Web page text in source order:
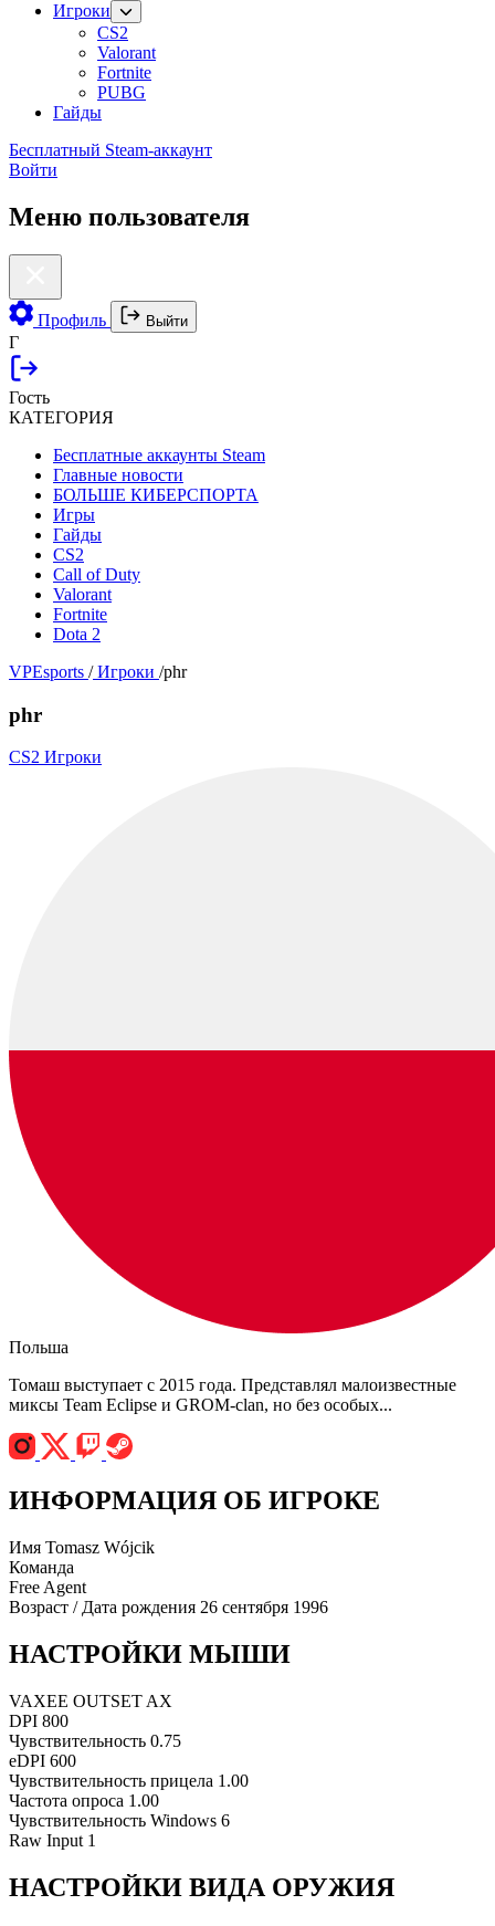
Игроки
CS2
Valorant
Fortnite
PUBG
Гайды
Бесплатный Steam-аккаунт
Войти
Меню пользователя
Профиль Выйти
Г
Гость
КАТЕГОРИЯ
Бесплатные аккаунты Steam
Главные новости
БОЛЬШЕ КИБЕРСПОРТА
Игры
Гайды
CS2
Call of Duty
Valorant
Fortnite
Dota 2
VPEsports / Игроки /phr
phr
CS2 Игроки
Польша
Томаш выступает с 2015 года. Представлял малоизвестные
миксы Team Eclipse и GROM-clan, но без особых...
ИНФОРМАЦИЯ ОБ ИГРОКЕ
Имя Tomasz Wójcik
Команда
Free Agent
Возраст / Дата рождения 26 сентября 1996
НАСТРОЙКИ МЫШИ
VAXEE OUTSET AX
DPI 800
Чувствительность 0.75
eDPI 600
Чувствительность прицела 1.00
Частота опроса 1.00
Чувствительность Windows 6
Raw Input 1
НАСТРОЙКИ ВИДА ОРУЖИЯ